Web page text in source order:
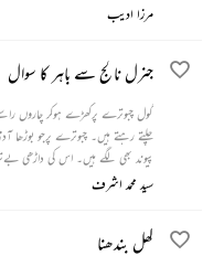
ہے۔ دریں اثنا اس کی ماں کی موت
مرزا ادیب
جنرل نالج سے باہر کا سوال
گول چبوترے پرکھڑے ہوکر چاروں
چلتے رہتے ہیں۔ چبوترے پرجو بوڑھا
پیوند بھی لگے ہیں۔ اس کی داڑھی
سید محمد اشرف
کھل بندھنا